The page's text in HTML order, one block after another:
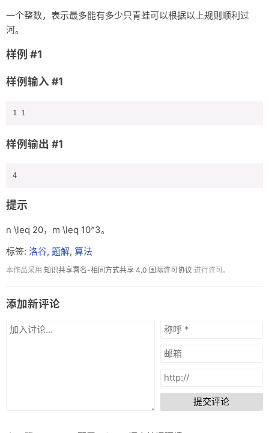
一个整数，表示最多能有多少只青蛙可以根据以上规则顺利过
河。
样例 #1
样例输入 #1
样例输出 #1
提示
n \leq 20， m \leq 10^3。
标签: 洛谷, 题解, 算法
本作品采用 知识共享署名-相同方式共享 4.0 国际许可协议 进行许可。
添加新评论
提交评论